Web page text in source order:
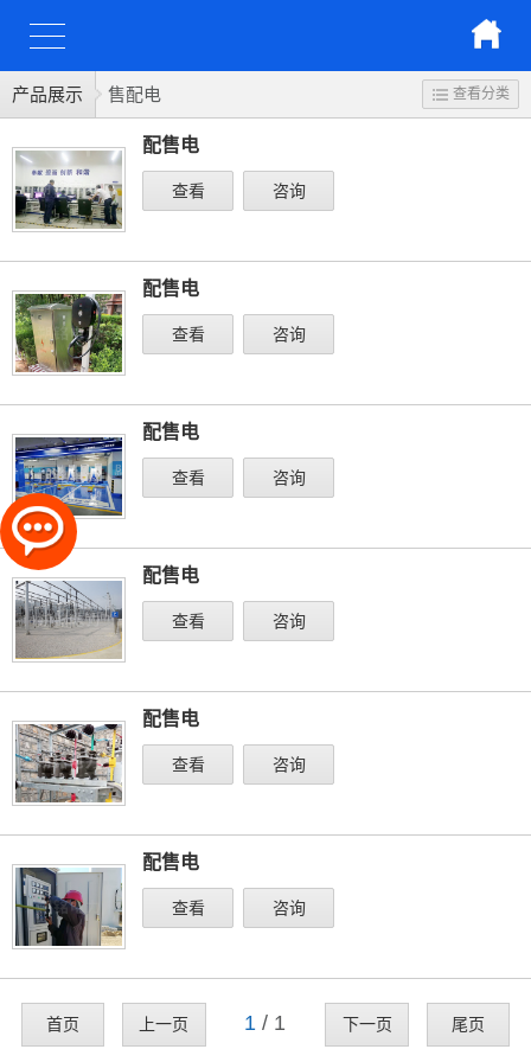
产品展示 售配电 查看分类
配售电
查看 咨询
配售电
查看 咨询
配售电
查看 咨询
配售电
查看 咨询
配售电
查看 咨询
配售电
查看 咨询
首页 上一页 1 / 1 下一页 尾页